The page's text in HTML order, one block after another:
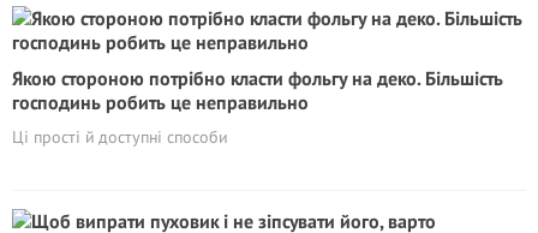
Якою стороною потрібно класти фольгу на деко. Більшість
господинь робить це неправильно
Ці прості й доступні способи